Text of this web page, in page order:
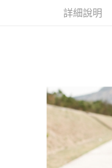
AFTEE先享後付是「在收到
１．於結帳方式選擇「
結帳頁面，進行簡訊認證並
２．訂單成立數日內，您將
３．收到繳費通知簡訊後14
ATM／網路銀行／等多元方
※ 請注意：結帳手續完成當
購買商品的店家。未經商家
先付款後全家取貨
每筆NT$80，滿
7-11付款取貨
每筆NT$80，滿
詳細說明